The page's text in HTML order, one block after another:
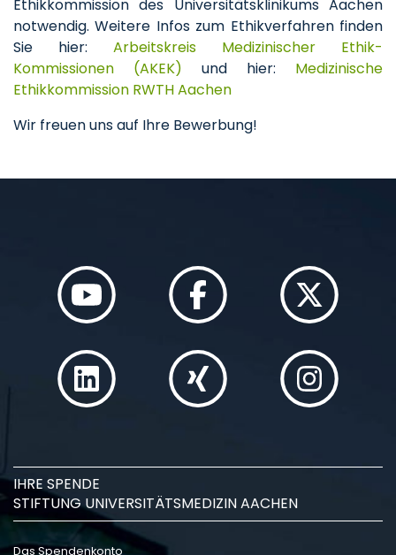
Ethikkommission des Universitätsklinikums Aachen
notwendig. Weitere Infos zum Ethikverfahren finden
Sie hier: Arbeitskreis Medizinischer Ethik-
Kommissionen (AKEK) und hier: Medizinische
Ethikkommission RWTH Aachen
Wir freuen uns auf Ihre Bewerbung!
IHRE SPENDE
STIFTUNG UNIVERSITÄTSMEDIZIN AACHEN
Das Spendenkonto